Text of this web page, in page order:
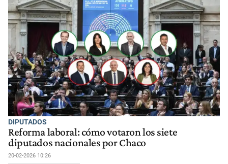
DIPUTADOS
Reforma laboral: cómo votaron los siete
diputados nacionales por Chaco
20-02-2026 10:26